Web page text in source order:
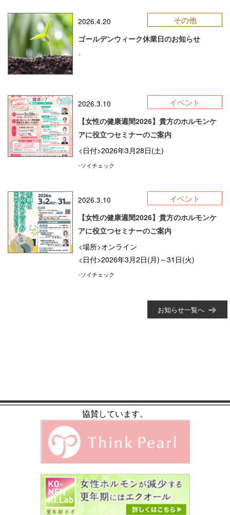
2026.4.20 その他
ゴールデンウィーク休業日のお知らせ
-
2026.3.10 イベント
【女性の健康週間2026】貴方のホルモンケ
アに役立つセミナーのご案内
<日付>2026年3月28日(土)
-ソイチェック
2026.3.10 イベント
【女性の健康週間2026】貴方のホルモンケ
アに役立つセミナーのご案内
<場所>オンライン
<日付>2026年3月2日(月)～31日(火)
-ソイチェック
お知らせ一覧へ
協賛しています。